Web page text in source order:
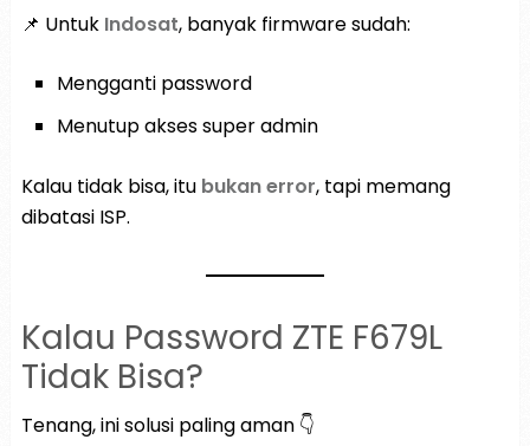
📌 Untuk Indosat, banyak firmware sudah:
Mengganti password
Menutup akses super admin
Kalau tidak bisa, itu bukan error, tapi memang
dibatasi ISP.
Kalau Password ZTE F679L
Tidak Bisa?
Tenang, ini solusi paling aman 👇